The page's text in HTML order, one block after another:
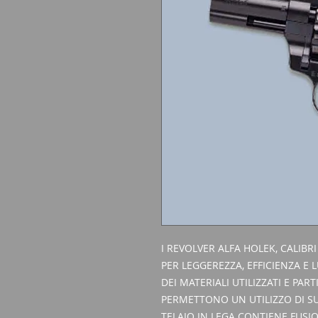
I REVOLVER ALFA HOLEK,
PER LEGGEREZZA, EFFICIENZA
DEI MATERIALI UTILIZZATI E
PERMETTONO UN UTILIZZO DI